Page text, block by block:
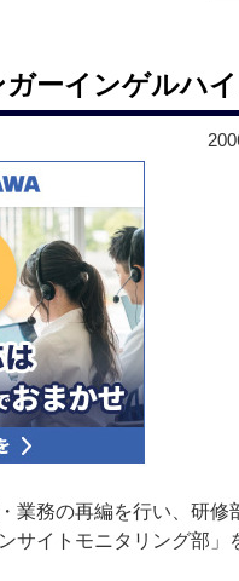
ーインゲルハ
業務の再編を行い、研修
サイトモニタリング部」